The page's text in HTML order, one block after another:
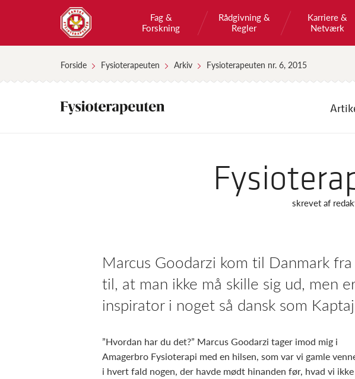
Fag &
Forskning
Rådgivning &
Regler
Karriere &
Netværk
Forside Fysioterapeuten Arkiv Fysioterapeuten nr. 6, 2015
skrevet af
Marcus Goodarzi kom til Danmark
til, at man ikke må skille sig ud, men
inspirator i noget så dansk som
”Hvordan har du det?” Marcus Goodarzi tager imod mig i
Amagerbro Fysioterapi med en hilsen, som var vi gamle
i hvert fald nogen, der havde mødt hinanden før, hvad vi ikke